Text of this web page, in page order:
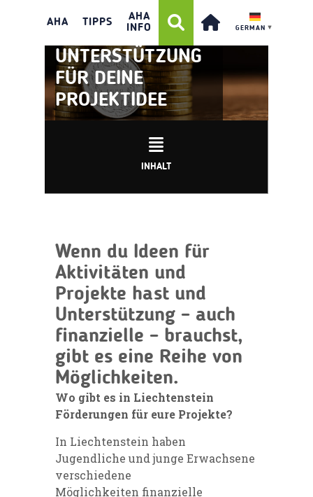
AHA TIPPS
AHA
INFO
GERMAN ▼
UNTERSTÜTZUNG
FÜR DEINE
PROJEKTIDEE
INHALT
Wenn du Ideen für
Aktivitäten und
Projekte hast und
Unterstützung – auch
finanzielle – brauchst,
gibt es eine Reihe von
Möglichkeiten.
Wo gibt es in Liechtenstein
Förderungen für eure Projekte?
In Liechtenstein haben
Jugendliche und junge Erwachsene
verschiedene
Möglichkeiten finanzielle